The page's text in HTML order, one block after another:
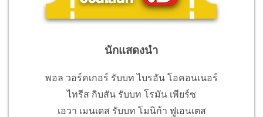
นักแสดงนำ
พอล วอร์คเกอร์ รับบท ไบรอัน โอคอนเนอร์
ไทรีส กิบสัน รับบท โรมัน เพียร์ซ
เอวา เมนเดส รับบท โมนิก้า ฟูเอนเตส